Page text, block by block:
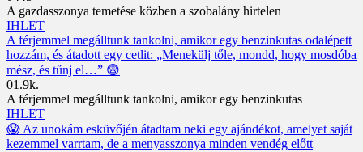
A gazdasszonya temetése közben a szobalány hirtelen
IHLET
A férjemmel megálltunk tankolni, amikor egy benzinkutas odalépett
hozzám, és átadott egy cetlit: „Menekülj tőle, mondd, hogy mosdóba
mész, és tűnj el…” 😨
01.9k.
A férjemmel megálltunk tankolni, amikor egy benzinkutas
IHLET
😱 Az unokám esküvőjén átadtam neki egy ajándékot, amelyet saját
kezemmel varrtam, de a menyasszonya minden vendég előtt